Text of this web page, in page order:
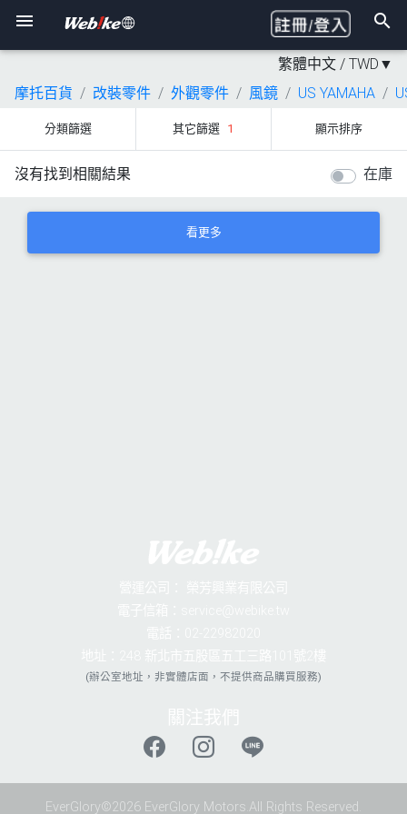
繁體中文 / TWD ▼
摩托百貨
改裝零件 外觀零件 風鏡 US YAMAHA
分類篩選 其它篩選 1 顯示排序
沒有找到相關結果 在庫
看更多
(辦公室地址，非實體店面，不提供商品購買服務)
EverGlory©2026 EverGlory Motors.All Rights Reserved.